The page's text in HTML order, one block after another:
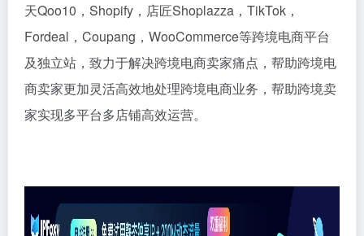
天Qoo10，Shopify，店匠Shoplazza，TikTok，
Fordeal，Coupang，WooCommerce等跨境电商平台
及独立站，致力于解决跨境电商卖家痛点，帮助跨境电
商卖家更加灵活高效地处理跨境电商业务，帮助跨境卖
家实现多平台多店铺高效运营。